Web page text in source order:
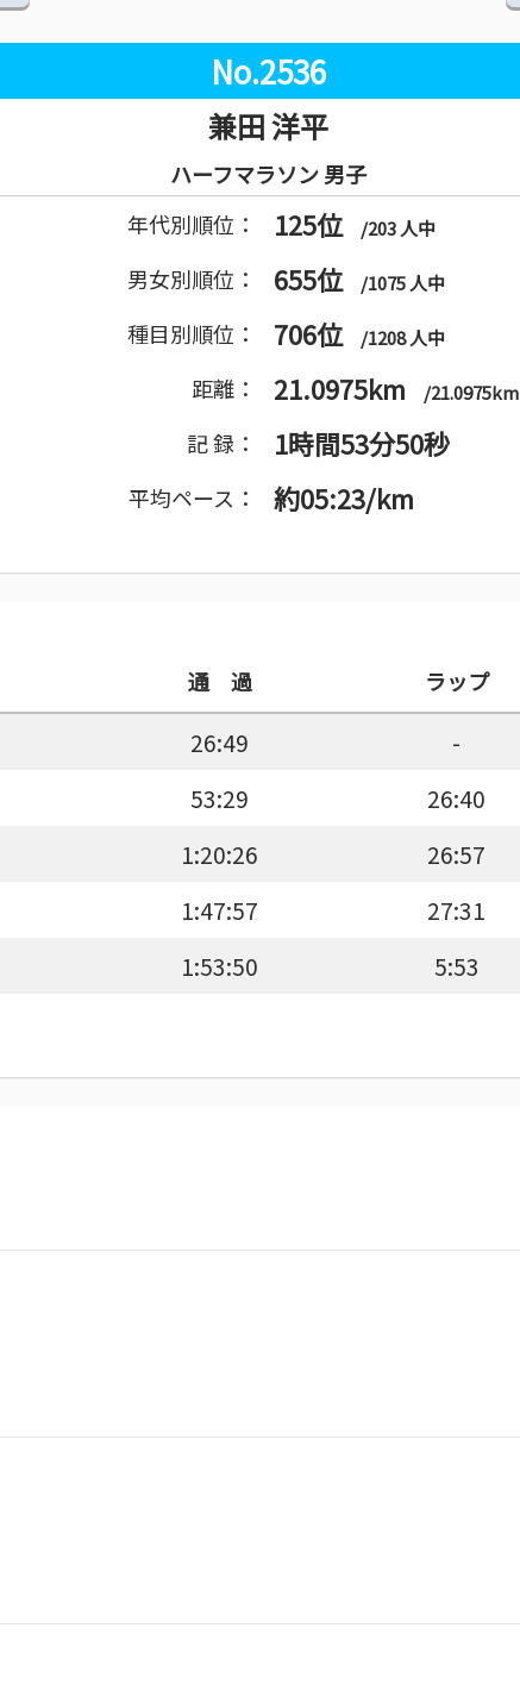
No.2536
兼田 洋平
ハーフマラソン 男子
年代別順位：
125位 /203 人中
男女別順位： 655位 /1075 人中
種目別順位： 706位 /1208 人中
距離： 21.0975km /21.0975km
記 録： 1時間53分50秒
平均ペース： 約05:23/km
通 過 ラップ
26:49 -
53:29 26:40
1:20:26 26:57
1:47:57 27:31
1:53:50 5:53